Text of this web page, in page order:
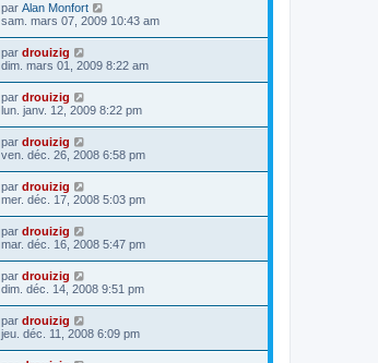
par Alan Monfort
sam. mars 07, 2009 10:43 am
par drouizig
dim. mars 01, 2009 8:22 am
par drouizig
lun. janv. 12, 2009 8:22 pm
par drouizig
ven. déc. 26, 2008 6:58 pm
par drouizig
mer. déc. 17, 2008 5:03 pm
par drouizig
mar. déc. 16, 2008 5:47 pm
par drouizig
dim. déc. 14, 2008 9:51 pm
par drouizig
jeu. déc. 11, 2008 6:09 pm